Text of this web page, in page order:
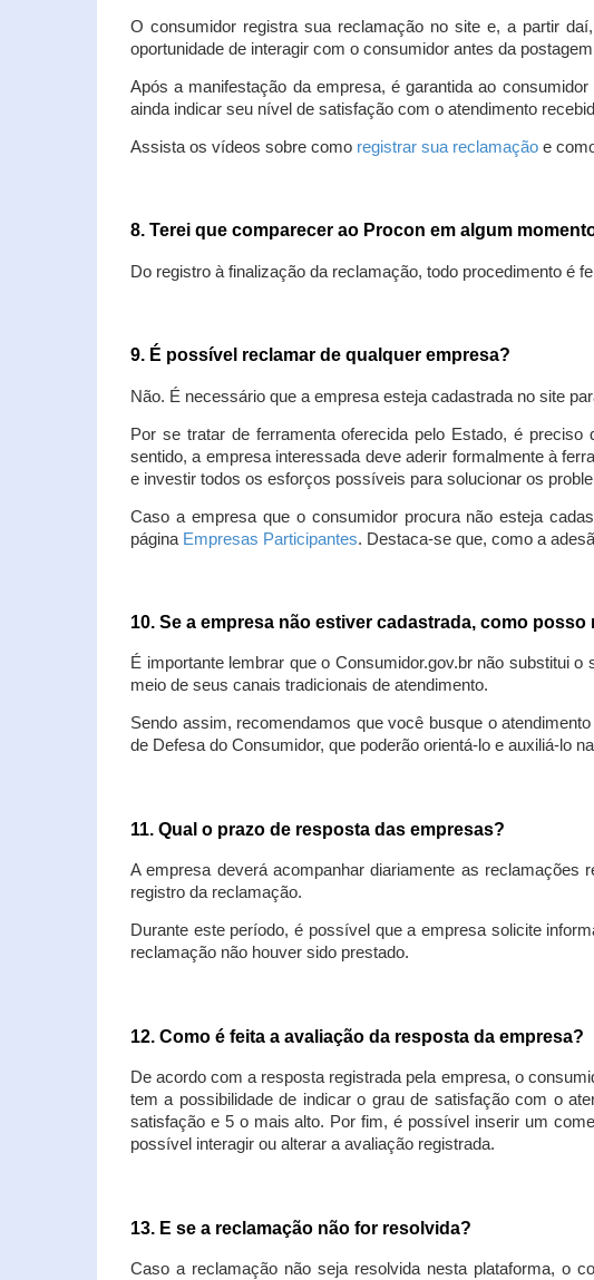
O consumidor registra sua reclamação no site e, a partir
oportunidade de interagir com o consumidor antes da
Após a manifestação da empresa, é garantida ao
ainda indicar seu nível de satisfação com o atendimento
Assista os vídeos sobre como registrar sua reclamação e
8. Terei que comparecer ao Procon em algum
Do registro à finalização da reclamação, todo procedimento é
9. É possível reclamar de qualquer empresa?
Não. É necessário que a empresa esteja cadastrada no site
Por se tratar de ferramenta oferecida pelo Estado, é
sentido, a empresa interessada deve aderir formalmente à
e investir todos os esforços possíveis para solucionar os
Caso a empresa que o consumidor procura não esteja
página Empresas Participantes. Destaca-se que, como a
10. Se a empresa não estiver cadastrada, como
É importante lembrar que o Consumidor.gov.br não substitui
meio de seus canais tradicionais de atendimento.
Sendo assim, recomendamos que você busque o
de Defesa do Consumidor, que poderão orientá-lo e auxiliá-lo
11. Qual o prazo de resposta das empresas?
A empresa deverá acompanhar diariamente as
registro da reclamação.
Durante este período, é possível que a empresa solicite
reclamação não houver sido prestado.
12. Como é feita a avaliação da resposta da empresa?
De acordo com a resposta registrada pela empresa, o
tem a possibilidade de indicar o grau de satisfação com o
satisfação e 5 o mais alto. Por fim, é possível inserir um
possível interagir ou alterar a avaliação registrada.
13. E se a reclamação não for resolvida?
Caso a reclamação não seja resolvida nesta plataforma, o